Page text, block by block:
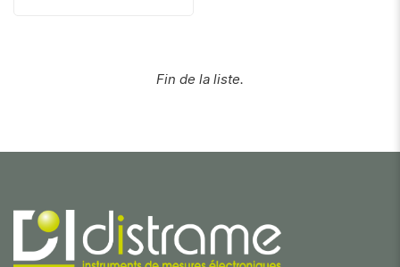
Fin de la liste.